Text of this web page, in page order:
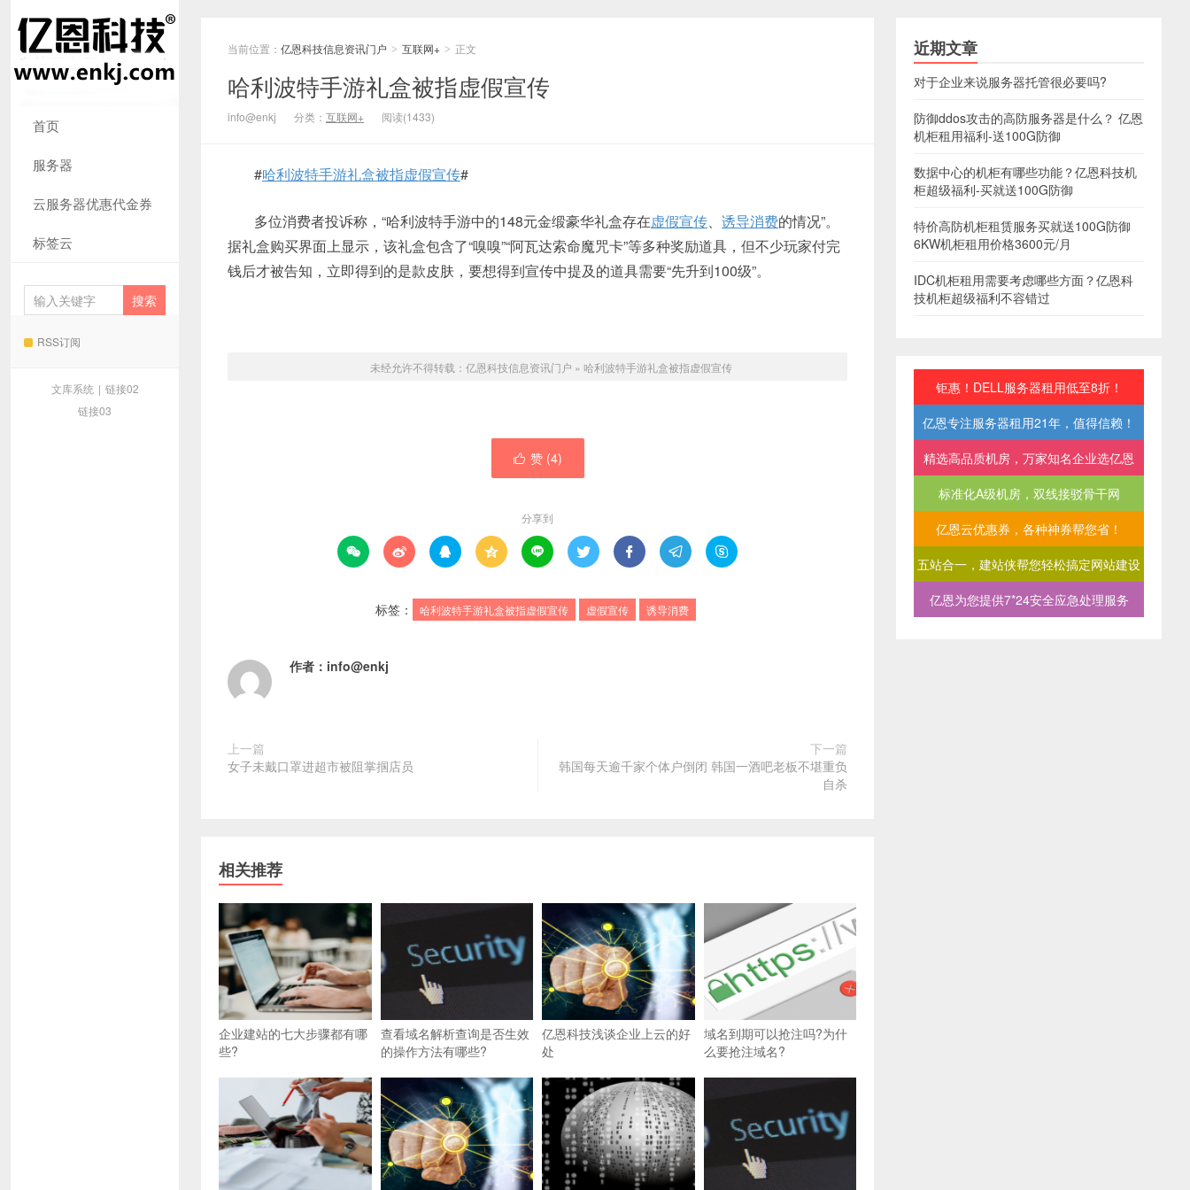
首页
服务器
云服务器优惠代金券
标签云
RSS订阅
文库系统 | 链接02
链接03
当前位置： 亿恩科技信息资讯门户 > 互联网+ > 正文
哈利波特手游礼盒被指虚假宣传
info@enkj 分类： 互联网+ 阅读(1433)
#哈利波特手游礼盒被指虚假宣传#
多位消费者投诉称，“哈利波特手游中的148元金缎豪华礼盒存在虚假宣传、 诱导消费的情况”。
据礼盒购买界面上显示，该礼盒包含了“嗅嗅”“阿瓦达索命魔咒卡”等多种奖励道具，但不少玩家付完
钱后才被告知，立即得到的是款皮肤，要想得到宣传中提及的道具需要“先升到100级”。
未经允许不得转载： 亿恩科技信息资讯门户 » 哈利波特手游礼盒被指虚假宣传
 赞 (4)
分享到
        
标签： 哈利波特手游礼盒被指虚假宣传 虚假宣传 诱导消费
作者： info@enkj
上一篇
女子未戴口罩进超市被阻掌掴店员
下一篇
韩国每天逾千家个体户倒闭 韩国一酒吧老板不堪重负
自杀
相关推荐
企业建站的七大步骤都有哪
些?
查看域名解析查询是否生效
的操作方法有哪些?
亿恩科技浅谈企业上云的好
处
域名到期可以抢注吗?为什
么要抢注域名?
近期文章
对于企业来说服务器托管很必要吗?
防御ddos攻击的高防服务器是什么？ 亿恩
机柜租用福利-送100G防御
数据中心的机柜有哪些功能？亿恩科技机
柜超级福利-买就送100G防御
特价高防机柜租赁服务买就送100G防御
6KW机柜租用价格3600元/月
IDC机柜租用需要考虑哪些方面？亿恩科
技机柜超级福利不容错过
钜惠！DELL服务器租用低至8折！
亿恩专注服务器租用21年，值得信赖！
精选高品质机房，万家知名企业选亿恩
标准化A级机房，双线接驳骨干网
亿恩云优惠券，各种神券帮您省！
五站合一，建站侠帮您轻松搞定网站建设
亿恩为您提供7*24安全应急处理服务